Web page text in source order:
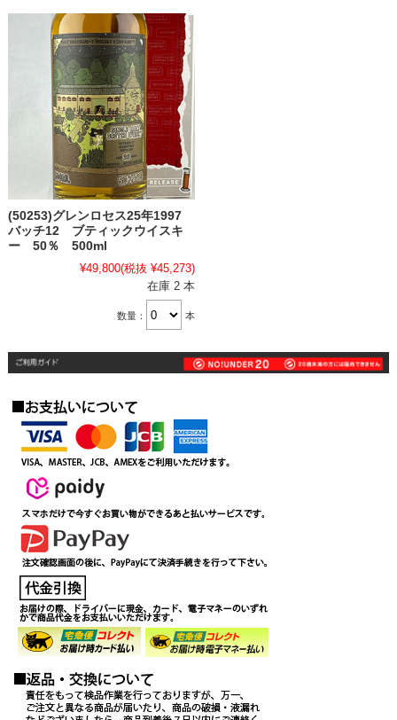
(50253)グレンロセス25年1997
バッチ12 ブティックウイスキ
ー 50％ 500ml
¥49,800(税抜 ¥45,273)
在庫 2 本
数量： 本